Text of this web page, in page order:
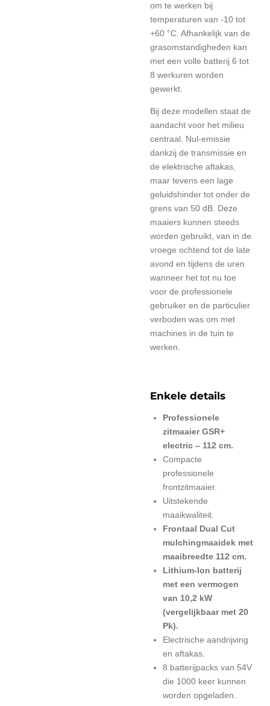
om te werken bij
temperaturen van -10 tot
+60 °C. Afhankelijk van de
grasomstandigheden kan
met een volle batterij 6 tot
8 werkuren worden
gewerkt.
Bij deze modellen staat de
aandacht voor het milieu
centraal. Nul-emissie
dankzij de transmissie en
de elektrische aftakas,
maar tevens een lage
geluidshinder tot onder de
grens van 50 dB. Deze
maaiers kunnen steeds
worden gebruikt, van in de
vroege ochtend tot de late
avond en tijdens de uren
wanneer het tot nu toe
voor de professionele
gebruiker en de particulier
verboden was om met
machines in de tuin te
werken.
Enkele details
Professionele
zitmaaier GSR+
electric – 112 cm.
Compacte
professionele
frontzitmaaier.
Uitstekende
maaikwaliteit.
Frontaal Dual Cut
mulchingmaaidek met
maaibreedte 112 cm.
Lithium-Ion batterij
met een vermogen
van 10,2 kW
(vergelijkbaar met 20
Pk).
Electrische aandrijving
en aftakas.
8 batterijpacks van 54V
die 1000 keer kunnen
worden opgeladen.